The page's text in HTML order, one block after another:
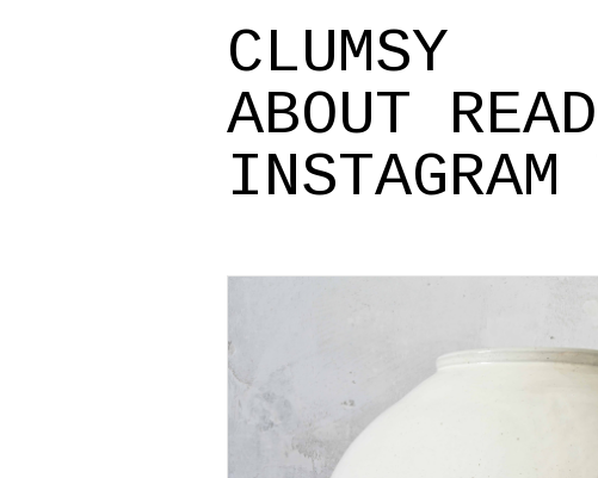
CLUMSY
ABOUT
READ
INSTAGRAM